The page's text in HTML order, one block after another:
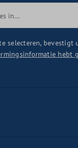
selecteren, bevestigt
hebt